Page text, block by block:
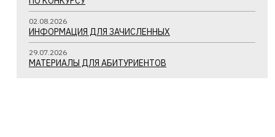
02.08.2026
ИНФОРМАЦИЯ ДЛЯ ЗАЧИСЛЕННЫХ
29.07.2026
МАТЕРИАЛЫ ДЛЯ АБИТУРИЕНТОВ